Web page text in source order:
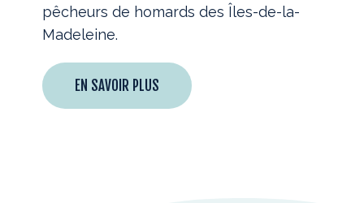
pêcheurs de homards des Îles-de-la-
Madeleine.
EN SAVOIR PLUS